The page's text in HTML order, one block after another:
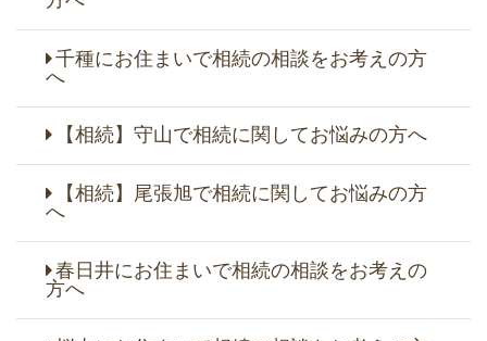
千種にお住まいで相続の相談をお考えの方
へ
【相続】守山で相続に関してお悩みの方へ
【相続】尾張旭で相続に関してお悩みの方
へ
春日井にお住まいで相続の相談をお考えの
方へ